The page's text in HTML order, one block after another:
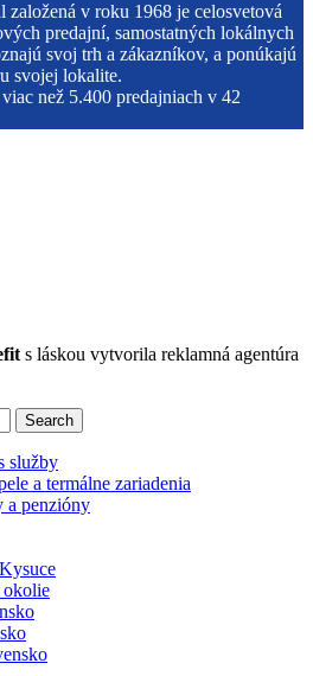
v roku 1968 je celosvetová
predajní, samostatných lokálnych
svoj trh a zákazníkov, a ponúkajú
svojej lokalite.
než 5.400 predajniach v 42
s láskou vytvorila reklamná agentúra
Search
služby
a termálne zariadenia
a penzióny
okolie